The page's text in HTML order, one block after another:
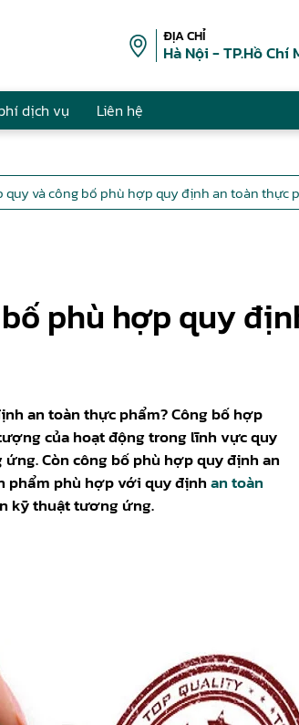
ĐỊA CHỈ
Hà Nội - TP.Hồ Chí
dịch vụ Liên hệ
quy và công bố phù hợp quy định an toàn thực
phù hợp quy
an toàn thực phẩm? Công bố hợp
của hoạt động trong lĩnh vực quy
Còn công bố phù hợp quy định an
phẩm phù hợp với quy địnhan toàn
kỹ thuật tương ứng.